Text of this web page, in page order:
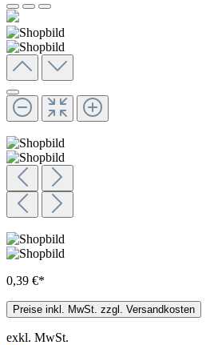
0,39 €*
Preise inkl. MwSt. zzgl. Versandkosten
exkl. MwSt.